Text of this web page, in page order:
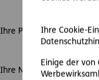
Ihre Cookie-
Einige der von
Ihre Polizzennummer*
Ihre Nachricht*